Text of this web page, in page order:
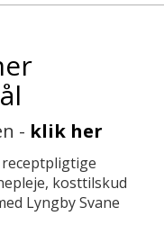
- klik her
kosttilskud
Lyngby Svane